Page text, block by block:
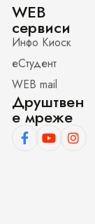
WEB
сервиси
Инфо Киоск
еСтудент
WEB mail
Друштвен
е мреже